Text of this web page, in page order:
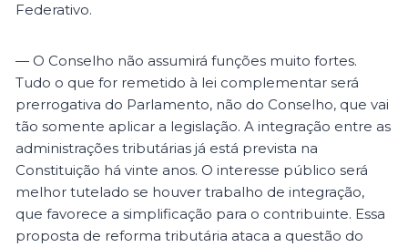
Federativo.
— O Conselho não assumirá funções muito fortes.
Tudo o que for remetido à lei complementar será
prerrogativa do Parlamento, não do Conselho, que vai
tão somente aplicar a legislação. A integração entre as
administrações tributárias já está prevista na
Constituição há vinte anos. O interesse público será
melhor tutelado se houver trabalho de integração,
que favorece a simplificação para o contribuinte. Essa
proposta de reforma tributária ataca a questão do